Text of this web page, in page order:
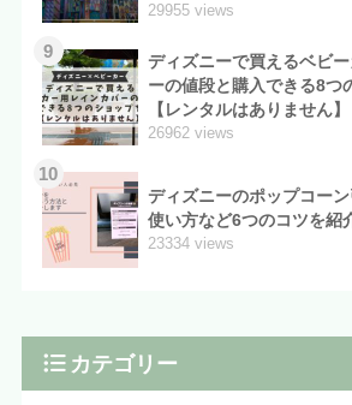
29955 views
9
ディズニーで買えるベビ
ーの値段と購入できる8つ
【レンタルはありません】
26962 views
10
ディズニーのポップコー
使い方など6つのコツを紹
23334 views
カテゴリー